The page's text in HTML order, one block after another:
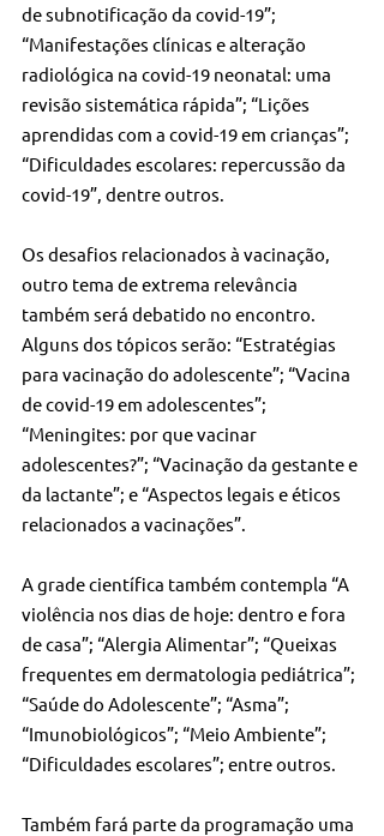
de subnotificação da covid-19”;
“Manifestações clínicas e alteração
radiológica na covid-19 neonatal: uma
revisão sistemática rápida”; “Lições
aprendidas com a covid-19 em crianças”;
“Dificuldades escolares: repercussão da
covid-19”, dentre outros.
Os desafios relacionados à vacinação,
outro tema de extrema relevância
também será debatido no encontro.
Alguns dos tópicos serão: “Estratégias
para vacinação do adolescente”; “Vacina
de covid-19 em adolescentes”;
“Meningites: por que vacinar
adolescentes?”; “Vacinação da gestante e
da lactante”; e “Aspectos legais e éticos
relacionados a vacinações”.
A grade científica também contempla “A
violência nos dias de hoje: dentro e fora
de casa”; “Alergia Alimentar”; “Queixas
frequentes em dermatologia pediátrica”;
“Saúde do Adolescente”; “Asma”;
“Imunobiológicos”; “Meio Ambiente”;
“Dificuldades escolares”; entre outros.
Também fará parte da programação uma